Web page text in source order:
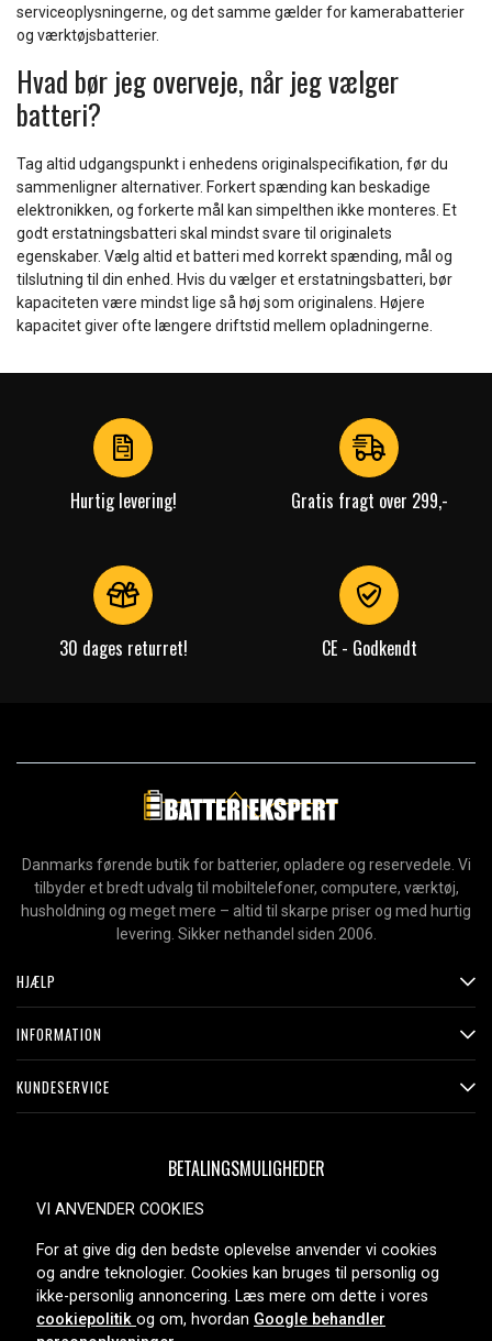
serviceoplysningerne, og det samme gælder for kamerabatterier
og værktøjsbatterier.
Hvad bør jeg overveje, når jeg vælger
batteri?
Tag altid udgangspunkt i enhedens originalspecifikation, før du
sammenligner alternativer. Forkert spænding kan beskadige
elektronikken, og forkerte mål kan simpelthen ikke monteres. Et
godt erstatningsbatteri skal mindst svare til originalets
egenskaber. Vælg altid et batteri med korrekt spænding, mål og
tilslutning til din enhed. Hvis du vælger et erstatningsbatteri, bør
kapaciteten være mindst lige så høj som originalens. Højere
kapacitet giver ofte længere driftstid mellem opladningerne.
Hurtig levering! Gratis fragt over 299,-
30 dages returret! CE - Godkendt
Danmarks førende butik for batterier, opladere og reservedele. Vi
tilbyder et bredt udvalg til mobiltelefoner, computere, værktøj,
husholdning og meget mere – altid til skarpe priser og med hurtig
levering. Sikker nethandel siden 2006.
HJÆLP
INFORMATION
KUNDESERVICE
BETALINGSMULIGHEDER
LEVERINGSMULIGHEDER
VI ANVENDER COOKIES
For at give dig den bedste oplevelse anvender vi cookies
og andre teknologier. Cookies kan bruges til personlig og
ikke-personlig annoncering. Læs mere om dette i vores
cookiepolitik og om, hvordan Google behandler